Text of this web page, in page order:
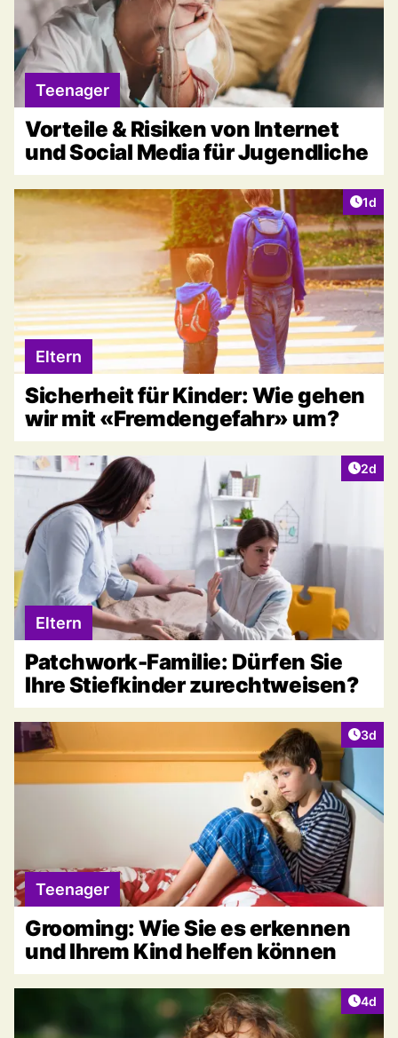
Teenager
Vorteile & Risiken von Internet
und Social Media für Jugendliche
1d
Eltern
Sicherheit für Kinder: Wie gehen
wir mit «Fremdengefahr» um?
2d
Eltern
Patchwork-Familie: Dürfen Sie
Ihre Stiefkinder zurechtweisen?
3d
Teenager
Grooming: Wie Sie es erkennen
und Ihrem Kind helfen können
4d